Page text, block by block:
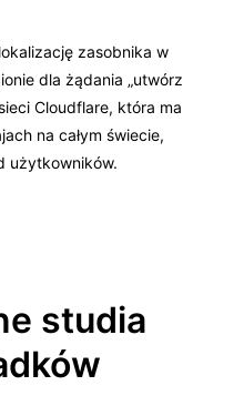
zasobnika w
dla żądania „utwórz
Cloudflare, która ma
na całym świecie,
użytkowników.
studia